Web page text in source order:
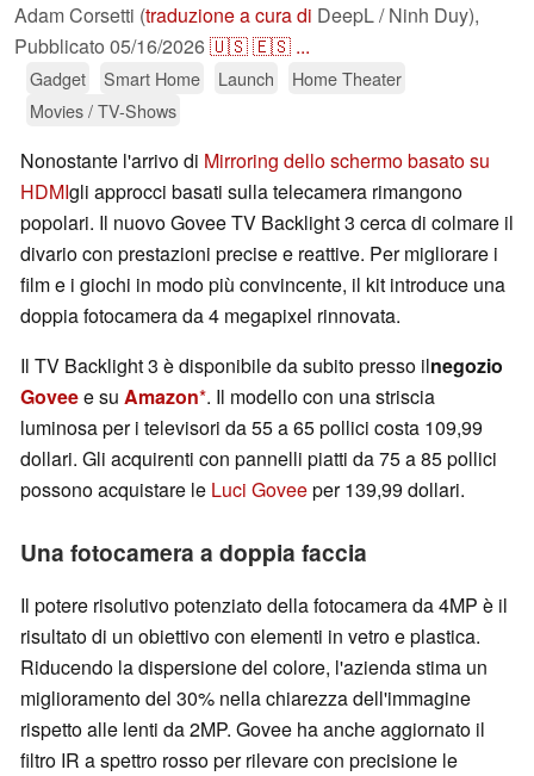
Adam Corsetti (traduzione a cura di DeepL / Ninh Duy),
Pubblicato 05/16/2026🇺🇸🇪🇸 ...
Gadget Smart Home Launch
Home Theater
Movies / TV-Shows
Nonostante l'arrivo di Mirroring dello schermo basato su
HDMIgli approcci basati sulla telecamera rimangono
popolari. Il nuovo Govee TV Backlight 3 cerca di colmare il
divario con prestazioni precise e reattive. Per migliorare i
film e i giochi in modo più convincente, il kit introduce una
doppia fotocamera da 4 megapixel rinnovata.
Il TV Backlight 3 è disponibile da subito presso ilnegozio
Goveee su Amazon . Il modello con una striscia
luminosa per i televisori da 55 a 65 pollici costa 109,99
dollari. Gli acquirenti con pannelli piatti da 75 a 85 pollici
possono acquistare le Luci Goveeper 139,99 dollari.
Una fotocamera a doppia faccia
Il potere risolutivo potenziato della fotocamera da 4MP è il
risultato di un obiettivo con elementi in vetro e plastica.
Riducendo la dispersione del colore, l'azienda stima un
miglioramento del 30% nella chiarezza dell'immagine
rispetto alle lenti da 2MP. Govee ha anche aggiornato il
filtro IR a spettro rosso per rilevare con precisione le